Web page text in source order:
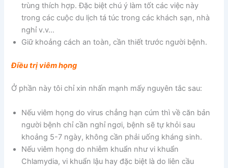
trùng thích hợp. Đặc biệt chú ý làm tốt các việc này
trong các cuộc du lịch tá túc trong các khách sạn, nhà
nghỉ v.v…
Giữ khoảng cách an toàn, cần thiết trước người bệnh.
Điều trị viêm họng
Ở phần này tôi chỉ xin nhấn mạnh mấy nguyên tắc sau:
Nếu viêm họng do virus chẳng hạn cúm thì về căn bản
người bệnh chỉ cần nghỉ ngơi, bệnh sẽ tự khỏi sau
khoảng 5-7 ngày, không cần phải uống kháng sinh.
Nếu viêm họng do nhiễm khuẩn như vi khuẩn
Chlamydia, vi khuẩn lậu hay đặc biệt là do liên cầu